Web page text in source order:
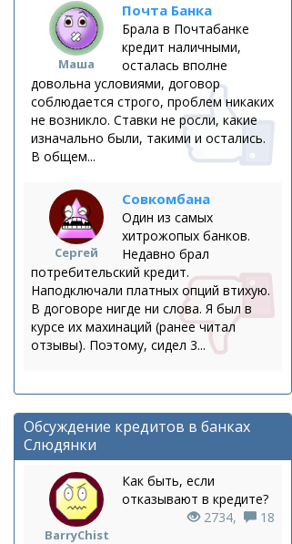
Маша
Почта Банка
Брала в Почтабанке
кредит наличными,
осталась вполне
довольна условиями, договор
соблюдается строго, проблем никаких
не возникло. Ставки не росли, какие
изначально были, такими и остались.
В общем...
Сергей
Совкомбана
Один из самых
хитрожопых банков.
Недавно брал
потребительский кредит.
Наподключали платных опций втихую.
В договоре нигде ни слова. Я был в
курсе их махинаций (ранее читал
отзывы). Поэтому, сидел 3...
Обсуждение кредитов в банках
Слюдянки
BarryChist
Как быть, если
отказывают в кредите?
2734,
18